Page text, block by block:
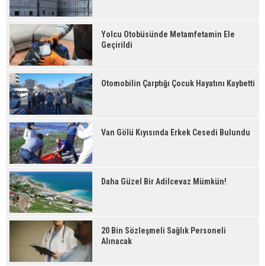
Yolcu Otobüsünde Metamfetamin Ele
Geçirildi
Otomobilin Çarptığı Çocuk Hayatını Kaybetti
Van Gölü Kıyısında Erkek Cesedi Bulundu
Daha Güzel Bir Adilcevaz Mümkün!
20 Bin Sözleşmeli Sağlık Personeli
Alınacak